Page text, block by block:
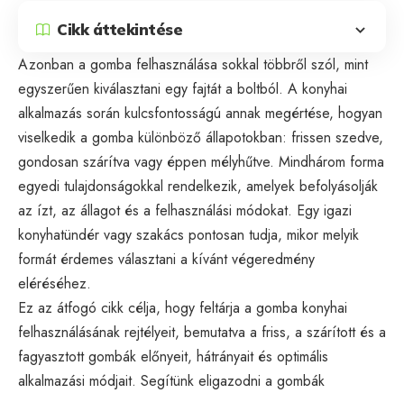
Cikk áttekintése
Azonban a gomba felhasználása sokkal többről szól, mint
egyszerűen kiválasztani egy fajtát a boltból. A konyhai
alkalmazás során kulcsfontosságú annak megértése, hogyan
viselkedik a gomba különböző állapotokban: frissen szedve,
gondosan szárítva vagy éppen mélyhűtve. Mindhárom forma
egyedi tulajdonságokkal rendelkezik, amelyek befolyásolják
az ízt, az állagot és a felhasználási módokat. Egy igazi
konyhatündér vagy szakács pontosan tudja, mikor melyik
formát érdemes választani a kívánt végeredmény
eléréséhez.
Ez az átfogó cikk célja, hogy feltárja a gomba konyhai
felhasználásának rejtélyeit, bemutatva a friss, a szárított és a
fagyasztott gombák előnyeit, hátrányait és optimális
alkalmazási módjait. Segítünk eligazodni a gombák